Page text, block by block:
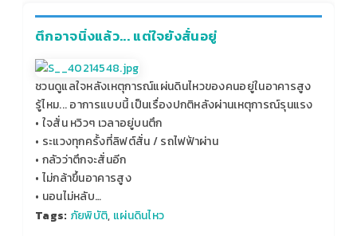
ตึกอาจนิ่งแล้ว... แต่ใจยังสั่นอยู่
ชวนดูแลใจหลังเหตุการณ์แผ่นดินไหวของคนอยู่ในอาคารสูง
รู้ไหม... อาการแบบนี้ เป็นเรื่องปกติหลังผ่านเหตุการณ์รุนแรง
• ใจสั่น หวิวๆ เวลาอยู่บนตึก
• ระแวงทุกครั้งที่ลิฟต์สั่น / รถไฟฟ้าผ่าน
• กลัวว่าตึกจะสั่นอีก
• ไม่กล้าขึ้นอาคารสูง
• นอนไม่หลับ…
Tags: ภัยพิบัติ, แผ่นดินไหว